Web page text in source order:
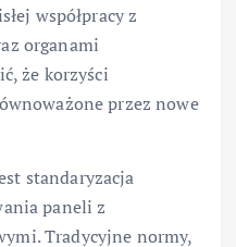
współpracy z
organami
że korzyści
przez nowe
standaryzacja
paneli z
Tradycyjne normy,